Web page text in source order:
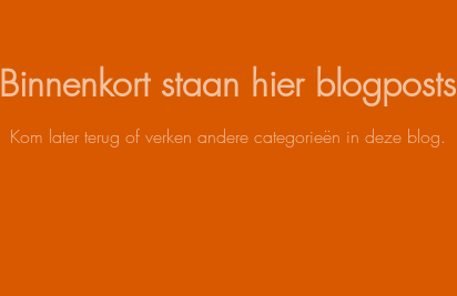
Binnenkort staan hier blogposts
Kom later terug of verken andere categorieën in deze blog.